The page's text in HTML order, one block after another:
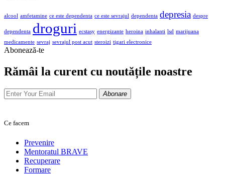
alcool amfetamine ce este dependenta ce este sevrajul dependenta depresia despre
dependenta droguri ecstasy energizante heroina inhalanti lsd marijuana
medicamente sevraj sevrajul post acut steroizi tigari electronice
Abonează-te
Rămâi la curent cu noutățile noastre
Abonare
Ce facem
Prevenire
Mentoratul BRAVE
Recuperare
Formare